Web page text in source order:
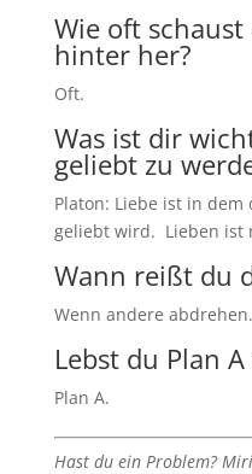
Wie oft
hinter her?
Oft.
Was ist dir
geliebt zu
Platon: Liebe ist in
geliebt wird. Lieben ist
Wann reißt du
Wenn andere abdrehen.
Lebst du Plan
Plan A.
Hast du ein Problem?